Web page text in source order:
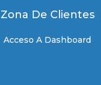
Zona De Clientes
Acceso A Dashboard